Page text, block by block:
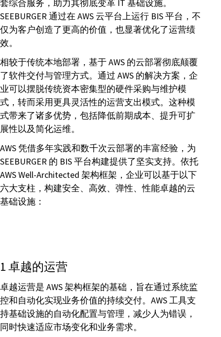
套综合服务，助力其彻底变革 IT 基础设施。
SEEBURGER 通过在 AWS 云平台上运行 BIS 平台，不
仅为客户创造了更高的价值，也显著优化了运营绩
效。
相较于传统本地部署，基于 AWS 的云部署彻底颠覆
了软件交付与管理方式。通过 AWS 的解决方案，企
业可以摆脱传统资本密集型的硬件采购与维护模
式，转而采用更具灵活性的运营支出模式。这种模
式带来了诸多优势，包括降低前期成本、提升可扩
展性以及简化运维。
AWS 凭借多年实践和数千次云部署的丰富经验，为
SEEBURGER 的 BIS 平台构建提供了坚实支持。依托
AWS Well-Architected 架构框架，企业可以基于以下
六大支柱，构建安全、高效、弹性、性能卓越的云
基础设施：
1 卓越的运营
卓越运营是 AWS 架构框架的基础，旨在通过系统监
控和自动化实现业务价值的持续交付。AWS 工具支
持基础设施的自动化配置与管理，减少人为错误，
同时快速适应市场变化和业务需求。